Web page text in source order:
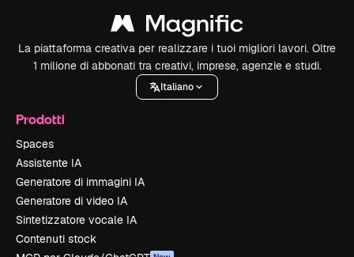
La piattaforma creativa per realizzare i tuoi migliori lavori. Oltre
1 milione di abbonati tra creativi, imprese, agenzie e studi.
Italiano
Prodotti
Spaces
Assistente IA
Generatore di immagini IA
Generatore di video IA
Sintetizzatore vocale IA
Contenuti stock